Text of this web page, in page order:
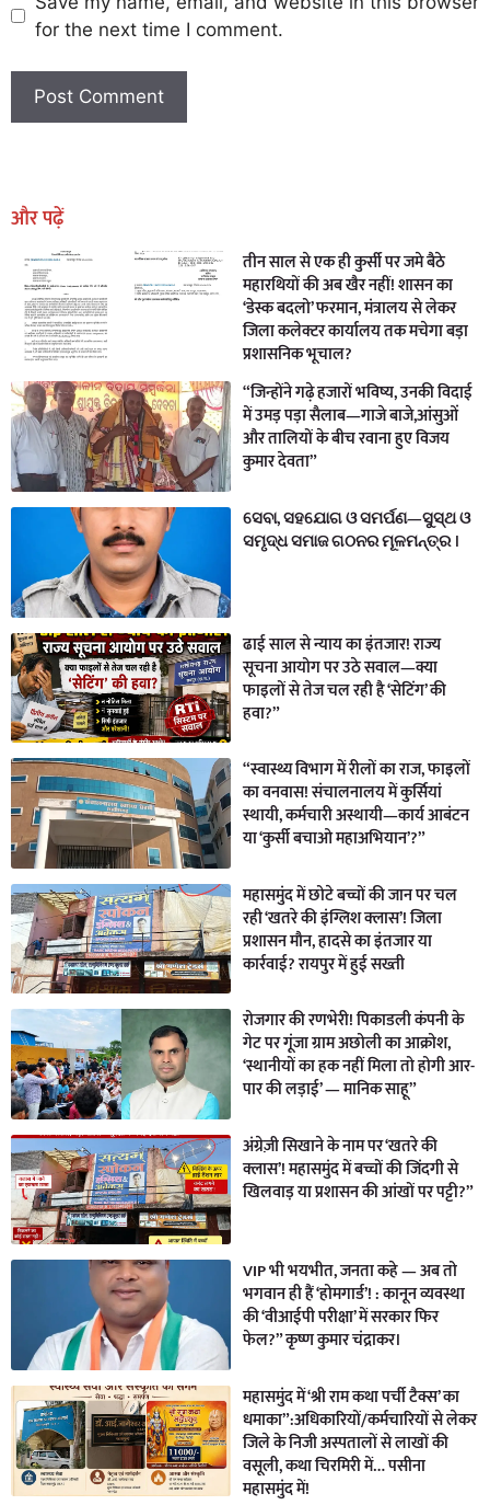
for the next time I comment.
और पढ़ें
तीन साल से एक ही कुर्सी पर जमे बैठे
महारथियों की अब खैर नहीं! शासन का
‘डेस्क बदलो’ फरमान, मंत्रालय से लेकर
जिला कलेक्टर कार्यालय तक मचेगा बड़ा
प्रशासनिक भूचाल?
“जिन्होंने गढ़े हजारों भविष्य, उनकी विदाई
में उमड़ पड़ा सैलाब—गाजे बाजे,आंसुओं
और तालियों के बीच रवाना हुए विजय
कुमार देवता”
ସେବା, ସହଯୋଗ ଓ ସମର୍ପଣ—ସୁସ୍ଥ ଓ
ସମୃଦ୍ଧ ସମାଜ ଗଠନର ମୂଳମନ୍ତ୍ର ।
ढाई साल से न्याय का इंतजार! राज्य
सूचना आयोग पर उठे सवाल—क्या
फाइलों से तेज चल रही है ‘सेटिंग’ की
हवा?”
“स्वास्थ्य विभाग में रीलों का राज, फाइलों
का वनवास! संचालनालय में कुर्सियां
स्थायी, कर्मचारी अस्थायी—कार्य आबंटन
या ‘कुर्सी बचाओ महाअभियान’?”
महासमुंद में छोटे बच्चों की जान पर चल
रही ‘खतरे की इंग्लिश क्लास’! जिला
प्रशासन मौन, हादसे का इंतजार या
कार्रवाई? रायपुर में हुई सख्ती
रोजगार की रणभेरी! पिकाडली कंपनी के
गेट पर गूंजा ग्राम अछोली का आक्रोश,
‘स्थानीयों का हक नहीं मिला तो होगी आर-
पार की लड़ाई’ — मानिक साहू”
अंग्रेज़ी सिखाने के नाम पर ‘खतरे की
क्लास’! महासमुंद में बच्चों की जिंदगी से
खिलवाड़ या प्रशासन की आंखों पर पट्टी?”
VIP भी भयभीत, जनता कहे — अब तो
भगवान ही हैं ‘होमगार्ड’! : कानून व्यवस्था
की ‘वीआईपी परीक्षा’ में सरकार फिर
फेल?” कृष्ण कुमार चंद्राकर।
महासमुंद में ‘श्री राम कथा पर्ची टैक्स’ का
धमाका”:अधिकारियों/कर्मचारियों से लेकर
जिले के निजी अस्पतालों से लाखों की
वसूली, कथा चिरमिरी में… पसीना
महासमुंद में!